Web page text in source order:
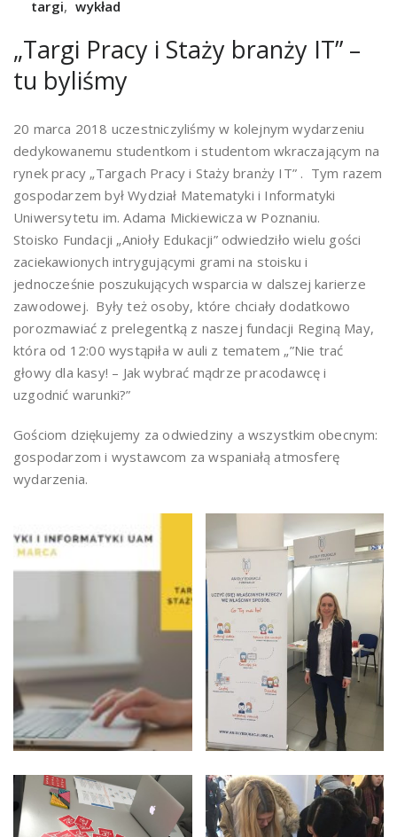
targi, wykład
„Targi Pracy i Staży branży IT” –
tu byliśmy
20 marca 2018 uczestniczyliśmy w kolejnym wydarzeniu
dedykowanemu studentkom i studentom wkraczającym na
rynek pracy „Targach Pracy i Staży branży IT” . Tym razem
gospodarzem był Wydział Matematyki i Informatyki
Uniwersytetu im. Adama Mickiewicza w Poznaniu.
Stoisko Fundacji „Anioły Edukacji” odwiedziło wielu gości
zaciekawionych intrygującymi grami na stoisku i
jednocześnie poszukujących wsparcia w dalszej karierze
zawodowej. Były też osoby, które chciały dodatkowo
porozmawiać z prelegentką z naszej fundacji Reginą May,
która od 12:00 wystąpiła w auli z tematem „”Nie trać
głowy dla kasy! – Jak wybrać mądrze pracodawcę i
uzgodnić warunki?”
Gościom dziękujemy za odwiedziny a wszystkim obecnym:
gospodarzom i wystawcom za wspaniałą atmosferę
wydarzenia.